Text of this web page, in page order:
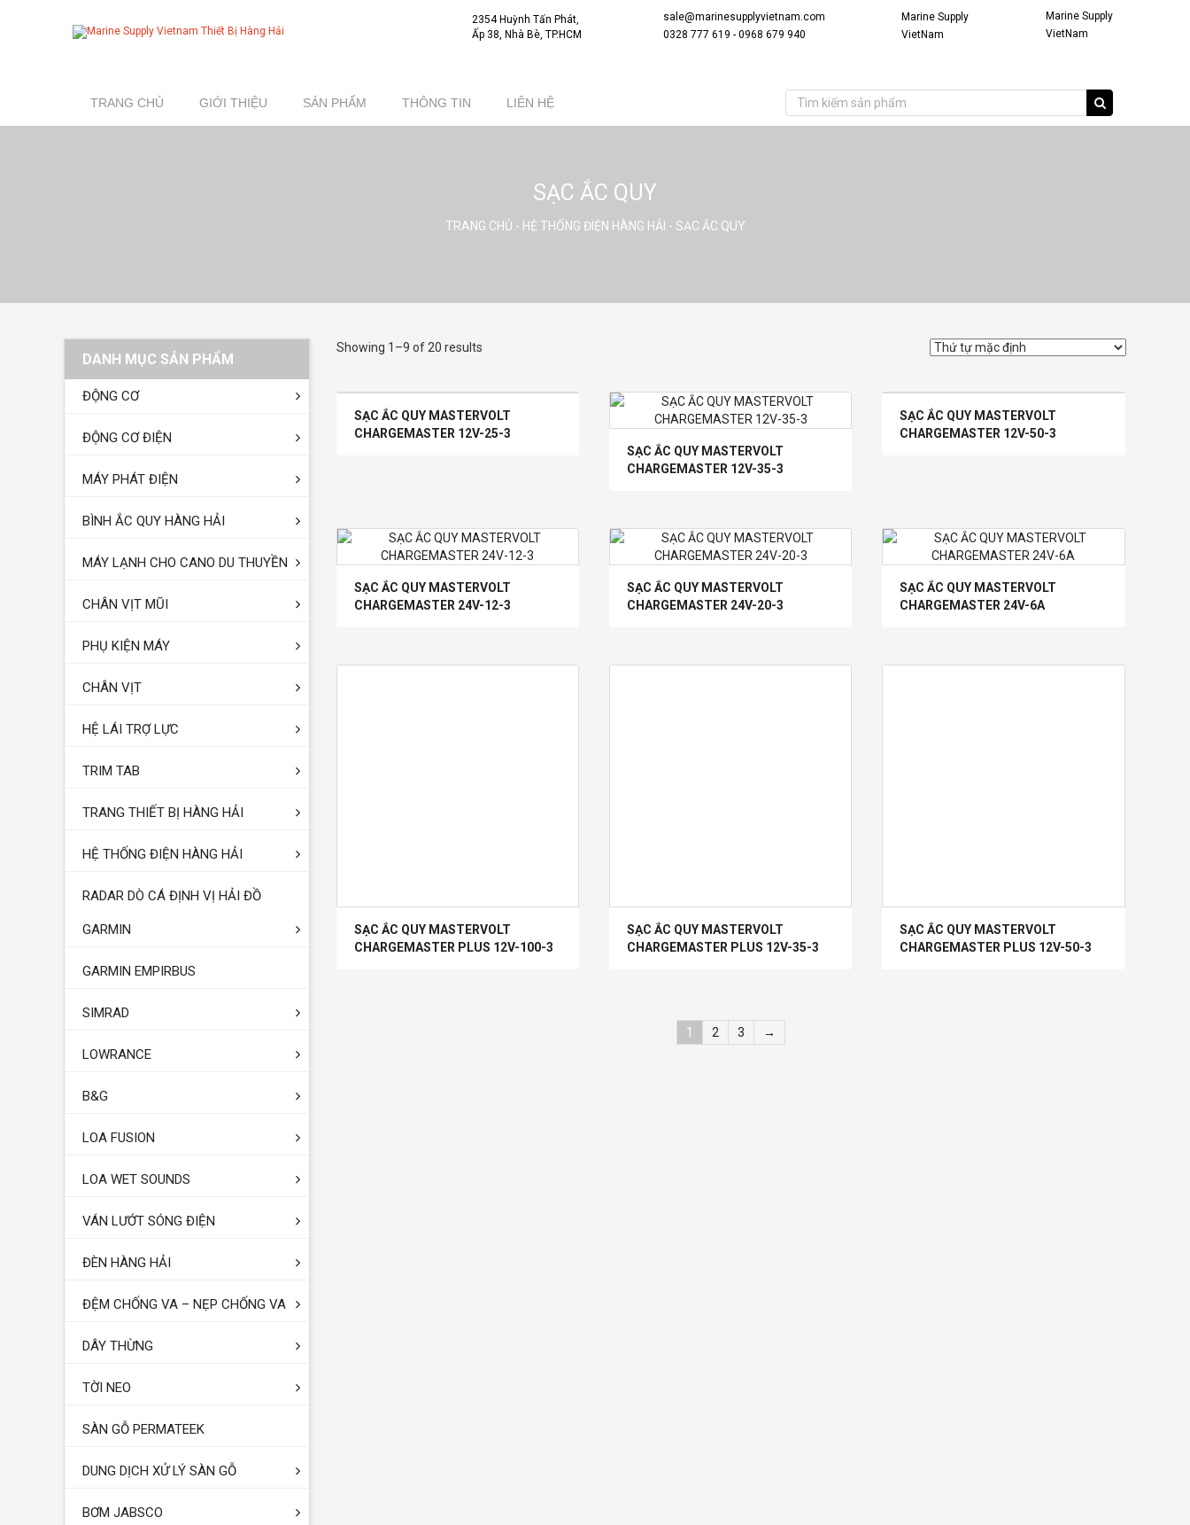
2354 Huỳnh Tấn Phát,
Ấp 38, Nhà Bè, TP.HCM
sale@marinesupplyvietnam.com
0328 777 619 - 0968 679 940
Marine Supply
VietNam
Marine Supply
VietNam
TRANG CHỦ GIỚI THIỆU SẢN PHẨM THÔNG TIN LIÊN HỆ
SẠC ẮC QUY
TRANG CHỦ - HỆ THỐNG ĐIỆN HÀNG HẢI - SẠC ẮC QUY
DANH MỤC SẢN PHẨM
ĐỘNG CƠ
ĐỘNG CƠ ĐIỆN
MÁY PHÁT ĐIỆN
BÌNH ẮC QUY HÀNG HẢI
MÁY LẠNH CHO CANO DU THUYỀN
CHÂN VỊT MŨI
PHỤ KIỆN MÁY
CHÂN VỊT
HỆ LÁI TRỢ LỰC
TRIM TAB
TRANG THIẾT BỊ HÀNG HẢI
HỆ THỐNG ĐIỆN HÀNG HẢI
RADAR DÒ CÁ ĐỊNH VỊ HẢI ĐỒ
GARMIN
GARMIN EMPIRBUS
SIMRAD
LOWRANCE
B&G
LOA FUSION
LOA WET SOUNDS
VÁN LƯỚT SÓNG ĐIỆN
ĐÈN HÀNG HẢI
ĐỆM CHỐNG VA – NẸP CHỐNG VA
DÂY THỪNG
TỜI NEO
SÀN GỖ PERMATEEK
DUNG DỊCH XỬ LÝ SÀN GỖ
BƠM JABSCO
Showing 1–9 of 20 results
SẠC ẮC QUY MASTERVOLT
CHARGEMASTER 12V-25-3
Đọc
tiếp
SẠC ẮC QUY MASTERVOLT
CHARGEMASTER 12V-35-3
SẠC ẮC QUY MASTERVOLT
CHARGEMASTER 12V-50-3
SẠC ẮC QUY MASTERVOLT
CHARGEMASTER 24V-12-3
SẠC ẮC QUY MASTERVOLT
CHARGEMASTER 24V-20-3
SẠC ẮC QUY MASTERVOLT
CHARGEMASTER 24V-6A
SẠC ẮC QUY MASTERVOLT
CHARGEMASTER PLUS 12V-100-3
SẠC ẮC QUY MASTERVOLT
CHARGEMASTER PLUS 12V-35-3
SẠC ẮC QUY MASTERVOLT
CHARGEMASTER PLUS 12V-50-3
1 2 3 →